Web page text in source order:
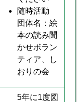
随時活動
団体名：絵
本の読み聞
かせボラン
ティア、し
おりの会
5年に1度図